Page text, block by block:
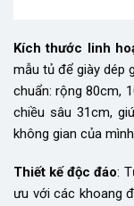
Kích thước linh
mẫu tủ để giày dép
chuẩn: rộng 80cm,
chiều sâu 31cm,
không gian của
Thiết kế độc đáo:
ưu với các khoang